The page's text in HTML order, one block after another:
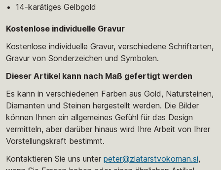
14-karätiges Gelbgold
Kostenlose individuelle Gravur
Kostenlose individuelle Gravur, verschiedene Schriftarten,
Gravur von Sonderzeichen und Symbolen.
Dieser Artikel kann nach Maß gefertigt werden
Es kann in verschiedenen Farben aus Gold, Natursteinen,
Diamanten und Steinen hergestellt werden. Die Bilder
können Ihnen ein allgemeines Gefühl für das Design
vermitteln, aber darüber hinaus wird Ihre Arbeit von Ihrer
Vorstellungskraft bestimmt.
Kontaktieren Sie uns unter peter@zlatarstvokoman.si,